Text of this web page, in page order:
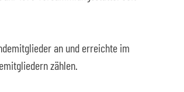
an und erreichte im
zählen.